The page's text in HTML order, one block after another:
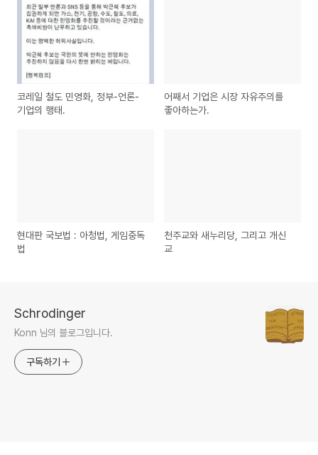
코레일 철도 민영화, 정부-언론-
기업의 행태.
어째서 기업은 시장 자유주의를
좋아하는가.
현대판 국보법 : 아청법, 게임중독
법
천주교와 새누리당, 그리고 개신
교
Schrodinger
Konn 님의 블로그입니다.
구독하기